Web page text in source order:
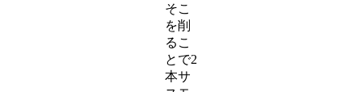
そこ
を削
るこ
とで2
本サ